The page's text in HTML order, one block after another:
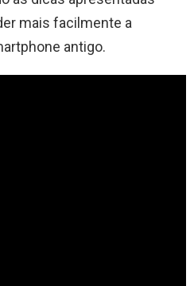
mais facilmente a
antigo.